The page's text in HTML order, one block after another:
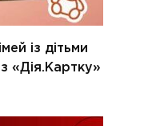
із дітьми
«Дія.Картку»